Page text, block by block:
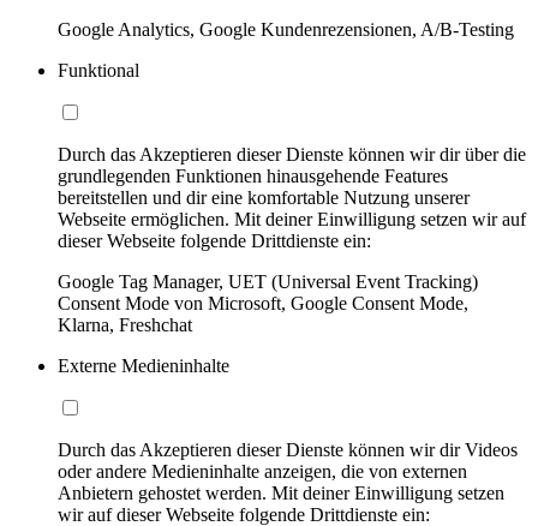
Google Analytics, Google Kundenrezensionen, A/B-Testing
Funktional
Durch das Akzeptieren dieser Dienste können wir dir über die
grundlegenden Funktionen hinausgehende Features
bereitstellen und dir eine komfortable Nutzung unserer
Webseite ermöglichen. Mit deiner Einwilligung setzen wir auf
dieser Webseite folgende Drittdienste ein:
Google Tag Manager, UET (Universal Event Tracking)
Consent Mode von Microsoft, Google Consent Mode,
Klarna, Freshchat
Externe Medieninhalte
Durch das Akzeptieren dieser Dienste können wir dir Videos
oder andere Medieninhalte anzeigen, die von externen
Anbietern gehostet werden. Mit deiner Einwilligung setzen
wir auf dieser Webseite folgende Drittdienste ein: